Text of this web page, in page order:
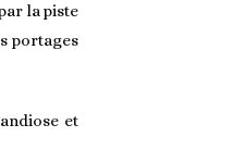
la piste
portages
et